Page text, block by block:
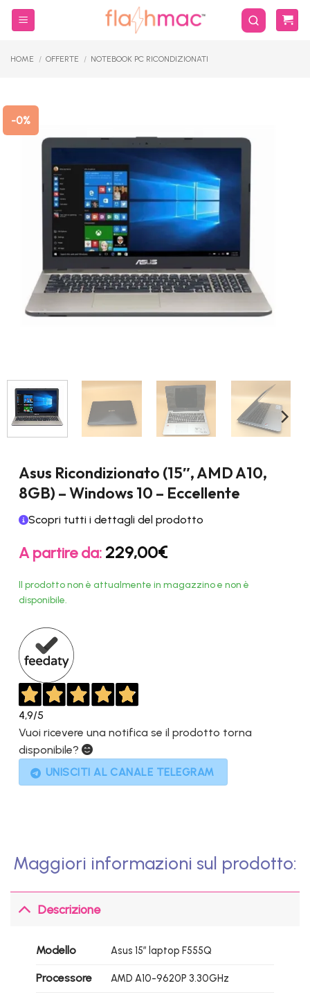
Salta
HOME / OFFERTE / NOTEBOOK PC RICONDIZIONATI
-0%
Asus Ricondizionato (15″, AMD A10,
8GB) – Windows 10 – Eccellente
Scopri tutti i dettagli del prodotto
A partire da: 229,00€
Il prodotto non è attualmente in magazzino e non è
disponibile.
4,9/5
Vuoi ricevere una notifica se il prodotto torna
disponibile?
UNISCITI AL CANALE TELEGRAM
Maggiori informazioni sul prodotto:
Descrizione
Modello Asus 15″ laptop F555Q
Processore AMD A10-9620P 3.30GHz